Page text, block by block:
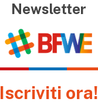
Newsletter
Iscriviti ora!